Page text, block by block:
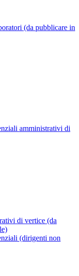
(da pubblicare in
amministrativi di
di vertice (da
(dirigenti non